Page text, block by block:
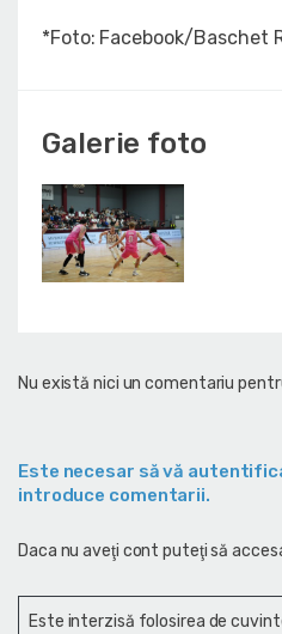
*Foto: Facebook/Baschet
Galerie foto
Nu există nici un comentariu
Este necesar să vă
introduce comentarii.
Daca nu aveţi cont puteţi să
Este interzisă folosirea de